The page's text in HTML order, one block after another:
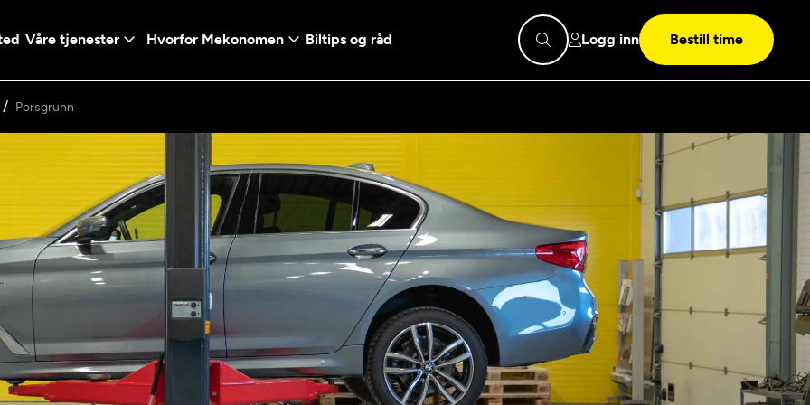
Våre tjenester
- Vanlig bil
Diagnose/Feilsøking
Mekonomen
Bilkonto
Les mer
Mekonomen Fleet
Hvorfor Mekonomen
valg
og fabrikkgaranti
Biltips og råd Logg inn Bestill time
konto ved å klikke på
Logg inn med Vipps
Telefonnummer
Norway
+47
Søk
Porsgrunn